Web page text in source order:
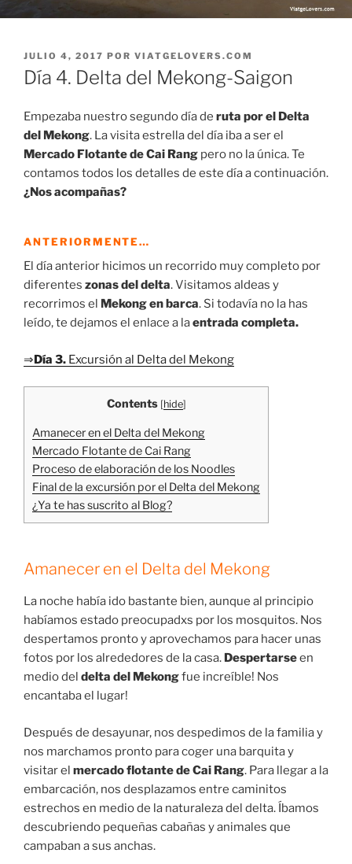
PUBLICADO
EL
JULIO 4, 2017 POR VIATGELOVERS.COM
Día 4. Delta del Mekong-Saigon
Empezaba nuestro segundo día de ruta por el Delta
del Mekong. La visita estrella del día iba a ser el
Mercado Flotante de Cai Rang pero no la única. Te
contamos todos los detalles de este día a continuación.
¿Nos acompañas?
ANTERIORMENTE…
El día anterior hicimos un recorrido muy completo por
diferentes zonas del delta. Visitamos aldeas y
recorrimos el Mekong en barca. Si todavía no la has
leído, te dejamos el enlace a laentrada completa.
⇒Día 3. Excursión al Delta del Mekong
Contents [hide]
Amanecer en el Delta del Mekong
Mercado Flotante de Cai Rang
Proceso de elaboración de los Noodles
Final de la excursión por el Delta del Mekong
¿Ya te has suscrito al Blog?
Amanecer en el Delta del Mekong
La noche había ido bastante bien, aunque al principio
habíamos estado preocupadxs por los mosquitos. Nos
despertamos pronto y aprovechamos para hacer unas
fotos por los alrededores de la casa. Despertarseen
medio del delta del Mekongfue increíble! Nos
encantaba el lugar!
Después de desayunar, nos despedimos de la familia y
nos marchamos pronto para coger una barquita y
visitar el mercado flotante deCai Rang. Para llegar a la
embarcación, nos desplazamos entre caminitos
estrechos en medio de la naturaleza del delta. Íbamos
descubriendo pequeñas cabañas y animales que
campaban a sus anchas.